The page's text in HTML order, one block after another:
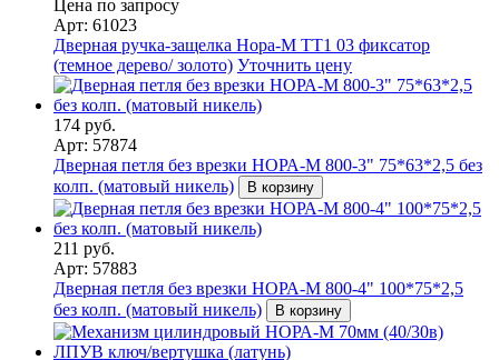
Цена по запросу
Арт: 61023
Дверная ручка-защелка Нора-М ТТ1 03 фиксатор
(темное дерево/ золото) Уточнить цену
174 руб.
Арт: 57874
Дверная петля без врезки НОРА-М 800-3" 75*63*2,5 без
колп. (матовый никель)
В корзину
211 руб.
Арт: 57883
Дверная петля без врезки НОРА-М 800-4" 100*75*2,5
без колп. (матовый никель)
В корзину